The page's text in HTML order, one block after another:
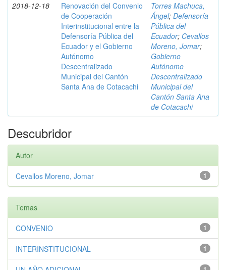
2018-12-18
Renovación del Convenio
de Cooperación
Interinstitucional entre la
Defensoría Pública del
Ecuador y el Gobierno
Autónomo
Descentralizado
Municipal del Cantón
Santa Ana de Cotacachi
Torres Machuca,
Ángel; Defensoría
Pública del
Ecuador; Cevallos
Moreno, Jomar;
Gobierno
Autónomo
Descentralizado
Municipal del
Cantón Santa Ana
de Cotacachi
Descubridor
Autor
1
Cevallos Moreno, Jomar
Temas
1
CONVENIO
1
INTERINSTITUCIONAL